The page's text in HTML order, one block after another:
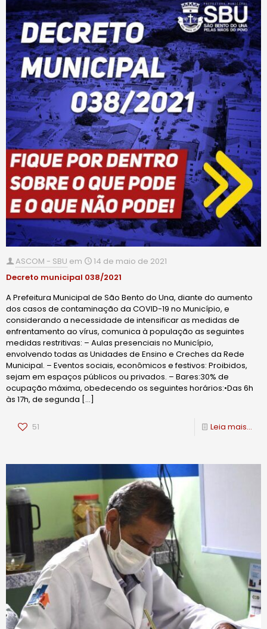
ASCOM - SBU em
14 de maio de 2021
Decreto municipal 038/2021
A Prefeitura Municipal de São Bento do Una, diante do aumento
dos casos de contaminação da COVID-19 no Município, e
considerando a necessidade de intensificar as medidas de
enfrentamento ao vírus, comunica à população as seguintes
medidas restritivas: – Aulas presenciais no Município,
envolvendo todas as Unidades de Ensino e Creches da Rede
Municipal. – Eventos sociais, econômicos e festivos: Proibidos,
sejam em espaços públicos ou privados. – Bares:30% de
ocupação máxima, obedecendo os seguintes horários:•Das 6h
às 17h, de segunda […]
51 Leia mais...